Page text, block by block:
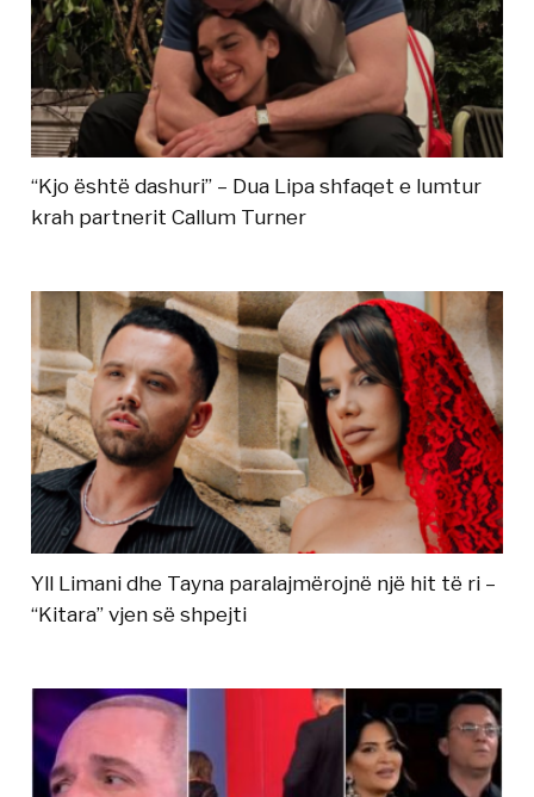
“Kjo është dashuri” – Dua Lipa shfaqet e lumtur
krah partnerit Callum Turner
Yll Limani dhe Tayna paralajmërojnë një hit të ri –
“Kitara” vjen së shpejti